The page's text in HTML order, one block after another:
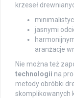
krzeseł
jasnymi
aranżacje
Nie można też
technologii na
metody obróbki
skomplikowanych